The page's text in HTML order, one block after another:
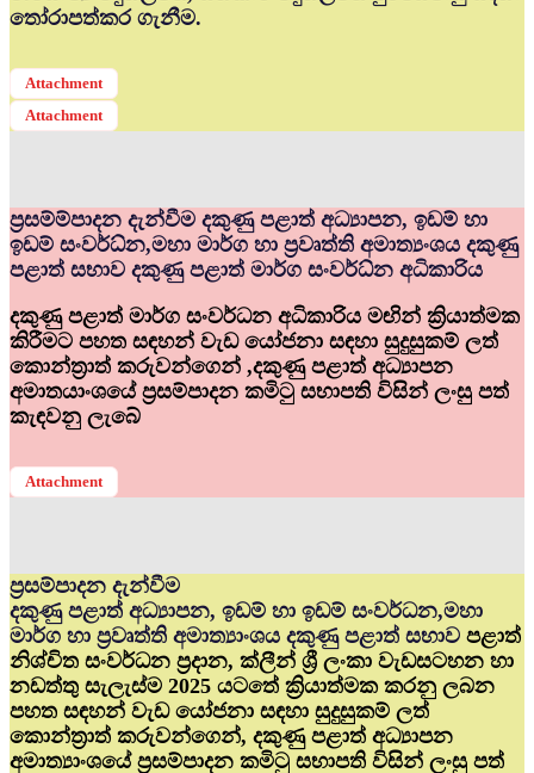
තෝරාපත්කර ගැනීම.
Attachment
Attachment
ප්‍රසම්ම්පාදන දැන්වීම දකුණු පළාත් අධ්‍යාපන, ඉඩම් හා
ඉඩම් සංවර්ධ්‍න,මහා මාර්ග හා ප්‍රවෘත්ති අමාත්‍යංශය දකුණු
පළාත් සභාව දකුණු පළාත් මාර්ග සංවර්ධ්‍න අධිකාරිය
දකුණු පළාත් මාර්ග සංවර්ධන අධිකාරිය මඟින් ක්‍රියාත්මක
කිරීමට පහත සඳහන් වැඩ යෝජනා සඳහා සුදුසුකම් ලත්
කොන්ත්‍රාත් කරුවන්ගෙන් ,දකුණු පළාත් අධ්‍යාපන
අමාතයාංශයේ ප්‍රසම්පාදන කමිටු සභාපති විසින් ලංසු පත්
කැඳවනු ලැබේ
Attachment
ප්‍රසම්පාදන දැන්වීම
දකුණු පළාත් අධ්‍යාපන, ඉඩම් හා ඉඩම් සංවර්ධන,මහා
මාර්ග හා ප්‍රවෘත්ති අමාත්‍යාංශය දකුණු පළාත් සභාව පළාත්
නිශ්චිත සංවර්ධන ප්‍රදාන, ක්ලීන් ශ්‍රී ලංකා වැඩසටහන හා
නඩත්තු සැලැස්ම 2025 යටතේ ක්‍රියාත්මක කරනු ලබන
පහත සඳහන් වැඩ යෝජනා සඳහා සුදුසුකම් ලත්
කොන්ත්‍රාත් කරුවන්ගෙන්, දකුණු පළාත් අධ්‍යාපන
අමාත්‍යාංශයේ ප්‍රසම්පාදන කමිටු සභාපති විසින් ලංසු පත්